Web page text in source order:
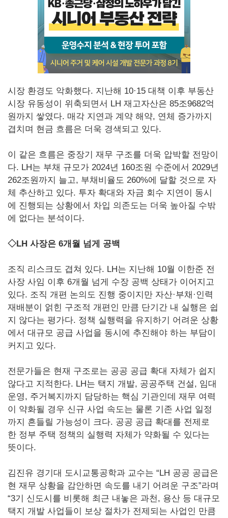
시장 환경도 악화했다. 지난해 10·15 대책 이후 부동산
시장 유동성이 위축되면서 LH 재고자산은 85조9682억
원까지 쌓였다. 매각 지연과 계약 해약, 연체 증가까지
겹치며 현금 흐름은 더욱 경색되고 있다.
이 같은 흐름은 중장기 재무 구조를 더욱 압박할 전망이
다. LH는 부채 규모가 2024년 160조원 수준에서 2029년
262조원까지 늘고, 부채비율도 260%에 달할 것으로 자
체 추산하고 있다. 투자 확대와 자금 회수 지연이 동시
에 진행되는 상황에서 차입 의존도는 더욱 높아질 수밖
에 없다는 분석이다.
◇LH 사장은 6개월 넘게 공백
조직 리스크도 겹쳐 있다. LH는 지난해 10월 이한준 전
사장 사임 이후 6개월 넘게 수장 공백 상태가 이어지고
있다. 조직 개편 논의도 진행 중이지만 자산·부채·인력
재배분이 얽힌 구조적 개편인 만큼 단기간 내 실행은 쉽
지 않다는 평가다. 정책 실행력을 유지하기 어려운 상황
에서 대규모 공급 사업을 동시에 추진해야 하는 부담이
커지고 있다.
전문가들은 현재 구조로는 공공 공급 확대 자체가 쉽지
않다고 지적한다. LH는 택지 개발, 공공주택 건설, 임대
운영, 주거복지까지 담당하는 핵심 기관인데 재무 여력
이 약화될 경우 신규 사업 속도는 물론 기존 사업 일정
까지 흔들릴 가능성이 크다. 공공 공급 확대를 전제로
한 정부 주택 정책의 실행력 자체가 약화될 수 있다는
뜻이다.
김진유 경기대 도시교통공학과 교수는 “LH 공공 공급은
현 재무 상황을 감안하면 속도를 내기 어려운 구조”라며
“3기 신도시를 비롯해 최근 내놓은 과천, 용산 등 대규모
택지 개발 사업들이 보상 절차가 전제되는 사업인 만큼